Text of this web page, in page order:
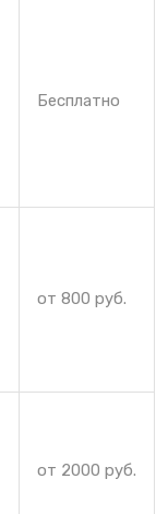
Бесплатно
от 800 руб.
от 2000 руб.